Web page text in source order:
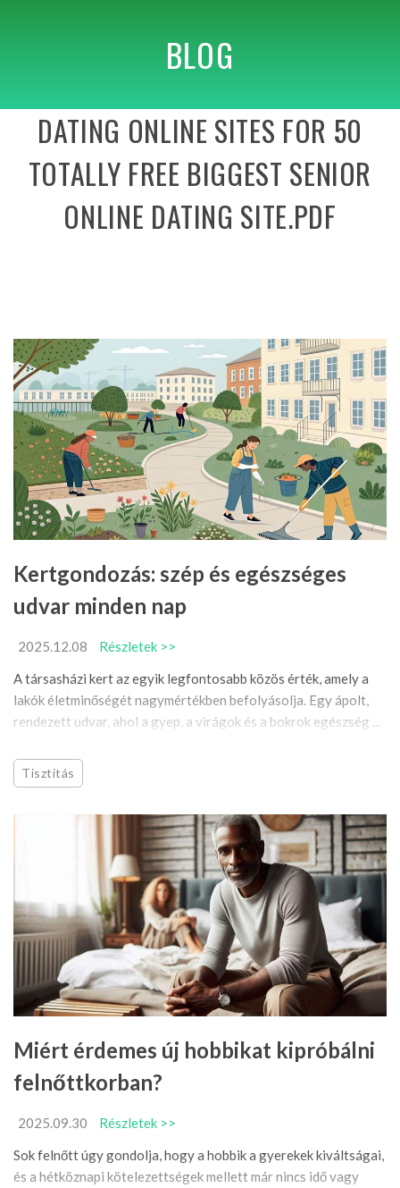
BLOG
DATING ONLINE SITES FOR 50
TOTALLY FREE BIGGEST SENIOR
ONLINE DATING SITE.PDF
Kertgondozás: szép és egészséges
udvar minden nap
2025.12.08
Részletek >>
A társasházi kert az egyik legfontosabb közös érték, amely a
lakók életminőségét nagymértékben befolyásolja. Egy ápolt,
rendezett udvar, ahol a gyep, a virágok és a bokrok egészség ...
Tisztítás
Miért érdemes új hobbikat kipróbálni
felnőttkorban?
2025.09.30
Részletek >>
Sok felnőtt úgy gondolja, hogy a hobbik a gyerekek kiváltságai,
és a hétköznapi kötelezettségek mellett már nincs idő vagy